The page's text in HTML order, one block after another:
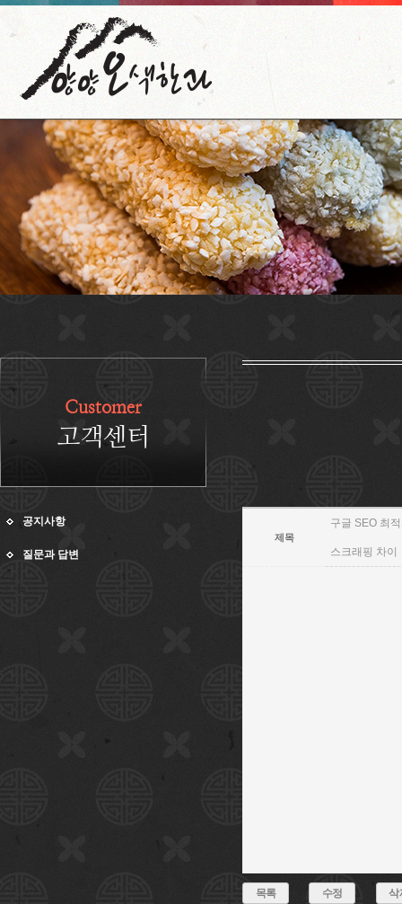
Customer
고객센터
공지사항
질문과 답변
제목
구글 SEO 최
스크래핑 차이
목록 수정 삭